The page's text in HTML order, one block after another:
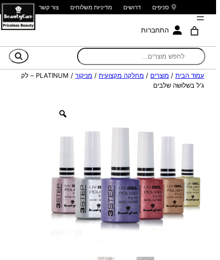
סניפים דרושים מדיניות משלוחים צור קשר
התחברות
עמוד הבית / מוצרים / מחלקה מקצועית / מניקור
/ PLATINUM – לק
ג'ל בשלושה שלבים